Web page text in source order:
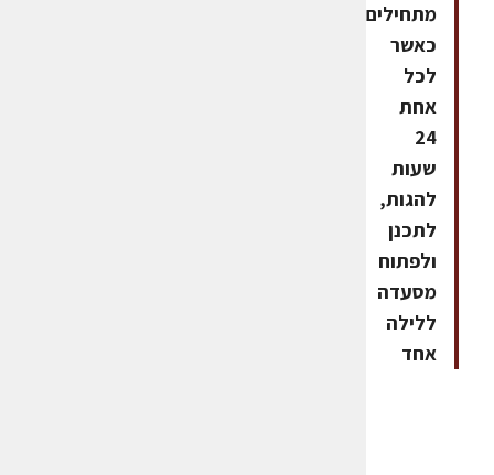
מתחילים,
כאשר
לכל
אחת
24
שעות
להגות,
לתכנן
ולפתוח
מסעדה
ללילה
אחד